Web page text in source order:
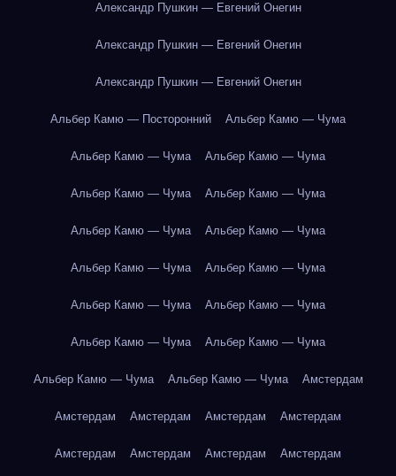
Александр Пушкин — Евгений Онегин
Александр Пушкин — Евгений Онегин
Александр Пушкин — Евгений Онегин
Альбер Камю — Посторонний Альбер Камю — Чума
Альбер Камю — Чума Альбер Камю — Чума
Альбер Камю — Чума Альбер Камю — Чума
Альбер Камю — Чума Альбер Камю — Чума
Альбер Камю — Чума Альбер Камю — Чума
Альбер Камю — Чума Альбер Камю — Чума
Альбер Камю — Чума Альбер Камю — Чума
Альбер Камю — Чума Альбер Камю — Чума Амстердам
Амстердам Амстердам Амстердам Амстердам
Амстердам Амстердам Амстердам Амстердам